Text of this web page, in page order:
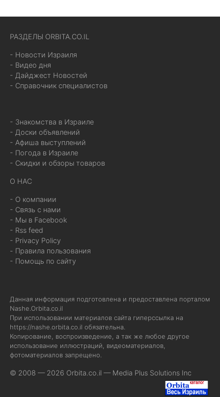
РАЗДЕЛЫ ORBITA.CO.IL
- Новости Израиля
- Видео дня
- Дайджест Новостей
- Справочник специалистов
- Знакомства в Израиле
- Доски объявлений
- Афиша выступлений
- Погода в Израиле
- Скидки и обзоры товаров
О НАС
- О компании
- Связь с нами
- Мы в Facebook
- Rss feed
- Privacy Policy
- Правила пользования
- Помощь по сайту
Данная информация подготовлена и предоставлена порталом
Nashe.Orbita.co.il
При использовании материалов сайта гиперссылка на
https://nashe.orbita.co.il обязательна.
Копирование, воспроизведение, а так же любое другое
использование иллюстраций, видеоматериалов,
фотоматериалов запрещено.
© 2008 — 2026 Orbita.co.il — Media Plus Solutions Inc